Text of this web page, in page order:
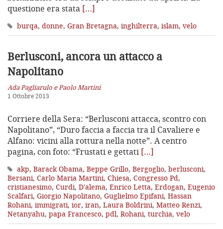
questione era stata […]
burqa, donne, Gran Bretagna, inghilterra, islam, velo
Berlusconi, ancora un attacco a
Napolitano
Ada Pagliarulo e Paolo Martini
1 Ottobre 2013
Corriere della Sera: “Berlusconi attacca, scontro con
Napolitano”, “Duro faccia a faccia tra il Cavaliere e
Alfano: vicini alla rottura nella notte”. A centro
pagina, con foto: “Frustati e gettati […]
akp, Barack Obama, Beppe Grillo, Bergoglio, berlusconi,
Bersani, Carlo Maria Martini, Chiesa, Congresso Pd,
cristianesimo, Curdi, D'alema, Enrico Letta, Erdogan, Eugenio
Scalfari, Giorgio Napolitano, Guglielmo Epifani, Hassan
Rohani, immigrati, ior, iran, Laura Boldrini, Matteo Renzi,
Netanyahu, papa Francesco, pdl, Rohani, turchia, velo